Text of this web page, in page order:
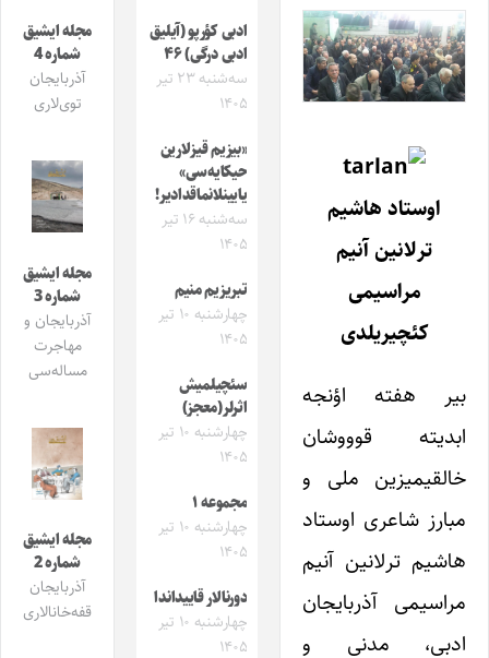
اوستاد هاشیم
ترلانین آنیم
مراسیمی
کئچیریلدی
بیر هفته اؤنجه
ابدیته قوووشان
خالقیمیزین ملی و
مبارز شاعری اوستاد
هاشیم ترلانین آنیم
مراسیمی آذربایجان
ادبی، مدنی و
ادبی کؤرپو (آیلیق
ادبی درگی) ۴۶
سه‌شنبه ۲۳ تیر
۱۴۰۵
«بیزیم قیزلارین
حیکایه‌سی»
یایینلانماقدادیر!
سه‌شنبه ۱۶ تیر
۱۴۰۵
تبریزیم منیم
چهارشنبه ۱۰ تیر
۱۴۰۵
سئچیلمیش
اثرلر(معجز)
چهارشنبه ۱۰ تیر
۱۴۰۵
مجموعه ۱
چهارشنبه ۱۰ تیر
۱۴۰۵
دورنالار قاییداندا
چهارشنبه ۱۰ تیر
۱۴۰۵
مجله ایشیق
شماره 4
آذربایجان
توی‌لاری
مجله ایشیق
شماره 3
آذربایجان و
مهاجرت
مساله‌سی
مجله ایشیق
شماره 2
آذربایجان
قفه‌خانالاری